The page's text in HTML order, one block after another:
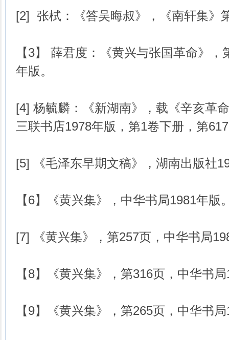
[2] 张栻：《答吴晦叔》，《南轩集》
【3】 薛君度：《黄兴与张国革命》
年版。
[4] 杨毓麟：《新湖南》，载《辛亥革
三联书店1978年版，第1卷下册，第
[5] 《毛泽东早期文稿》，湖南出版社
【6】《黄兴集》，中华书局1981年版
[7] 《黄兴集》，第257页，中华书局
【8】《黄兴集》，第316页，中华书
【9】《黄兴集》，第265页，中华书